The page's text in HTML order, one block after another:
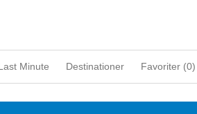
Minute Destinationer Favoriter (0)